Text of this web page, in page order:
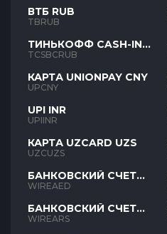
ВТБ RUB
TBRUB
ТИНЬКОФФ CASH-IN
RUB
TCSBCRUB
КАРТА UNIONPAY CNY
UPCNY
UPI INR
UPIINR
КАРТА UZCARD UZS
UZCUZS
БАНКОВСКИЙ СЧЕТ
AED
WIREAED
БАНКОВСКИЙ СЧЕТ
ARS
WIREARS